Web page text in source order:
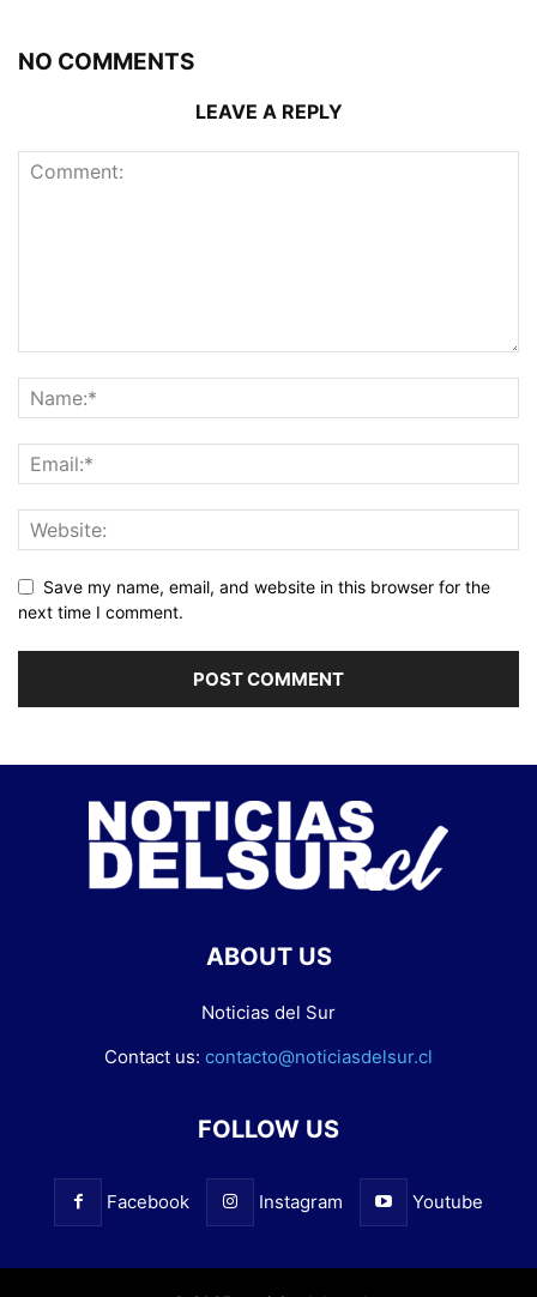
NO COMMENTS
LEAVE A REPLY
Save my name, email, and website in this browser for the
next time I comment.
ABOUT US
Noticias del Sur
Contact us: contacto@noticiasdelsur.cl
FOLLOW US
Facebook Instagram Youtube